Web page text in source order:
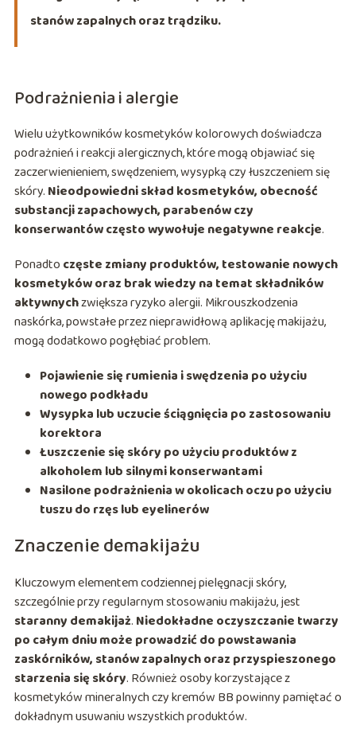
stanów zapalnych oraz trądziku.
Podrażnienia i alergie
Wielu użytkowników kosmetyków kolorowych doświadcza
podrażnień i reakcji alergicznych, które mogą objawiać się
zaczerwienieniem, swędzeniem, wysypką czy łuszczeniem się
skóry. Nieodpowiedni skład kosmetyków, obecność
substancji zapachowych, parabenów czy
konserwantów często wywołuje negatywne reakcje.
Ponadto częste zmiany produktów, testowanie nowych
kosmetyków oraz brak wiedzy na temat składników
aktywnychzwiększa ryzyko alergii. Mikrouszkodzenia
naskórka, powstałe przez nieprawidłową aplikację makijażu,
mogą dodatkowo pogłębiać problem.
Pojawienie się rumienia i swędzenia po użyciu
nowego podkładu
Wysypka lub uczucie ściągnięcia po zastosowaniu
korektora
Łuszczenie się skóry po użyciu produktów z
alkoholem lub silnymi konserwantami
Nasilone podrażnienia w okolicach oczu po użyciu
tuszu do rzęs lub eyelinerów
Znaczenie demakijażu
Kluczowym elementem codziennej pielęgnacji skóry,
szczególnie przy regularnym stosowaniu makijażu, jest
staranny demakijaż. Niedokładne oczyszczanie twarzy
po całym dniu może prowadzić do powstawania
zaskórników, stanów zapalnych oraz przyspieszonego
starzenia się skóry. Również osoby korzystające z
kosmetyków mineralnych czy kremów BB powinny pamiętać o
dokładnym usuwaniu wszystkich produktów.